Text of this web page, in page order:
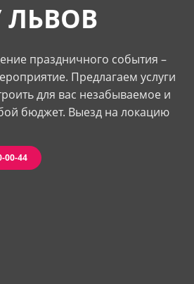
праздничного события –
Предлагаем услуги
для вас незабываемое и
бюджет. Выезд на локацию
00-44